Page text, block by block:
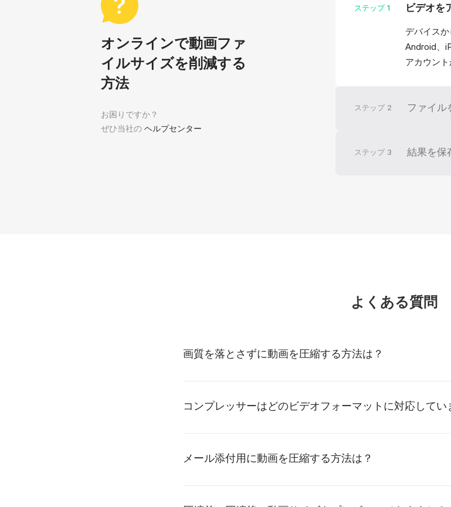
オンラインで動画ファ
イルサイズを削減する
方法
お困りですか？
ぜひ当社の ヘルプセンター
ステップ 1 ビデオを
デバイス
Android、
アカウント
ステップ 2 ファイル
ステップ 3 結果を保
よくある質問
画質を落とさずに動画を圧縮する方法は？
コンプレッサーはどのビデオフォーマットに対応してい
メール添付用に動画を圧縮する方法は？